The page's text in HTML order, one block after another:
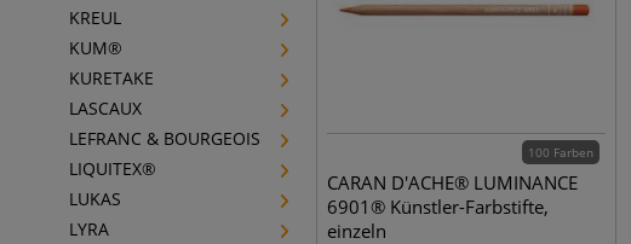
KREUL
KUM®
KURETAKE
LASCAUX
LEFRANC & BOURGEOIS
LIQUITEX®
LUKAS
LYRA
100 Farben
CARAN D'ACHE® LUMINANCE
6901® Künstler-Farbstifte,
einzeln